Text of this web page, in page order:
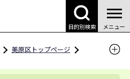
目的別検索 メニュー
美原区トップページ